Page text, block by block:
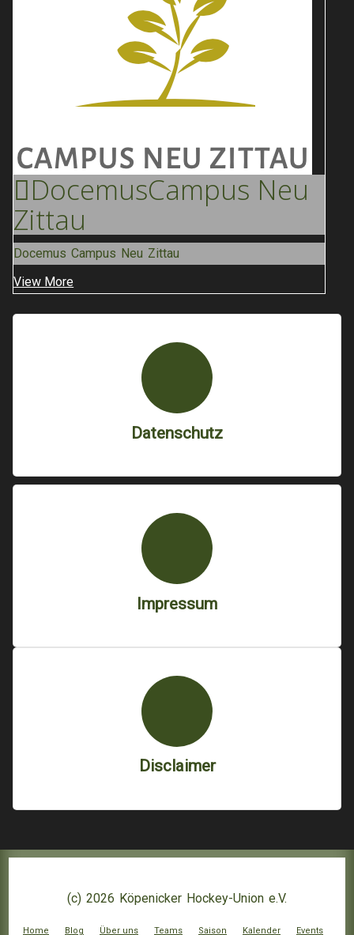
DocemusCampus Neu
Zittau
Docemus Campus Neu Zittau
View More
Datenschutz
Impressum
Disclaimer
(c) 2026 Köpenicker Hockey-Union e.V.
Home Blog Über uns Teams Saison Kalender Events